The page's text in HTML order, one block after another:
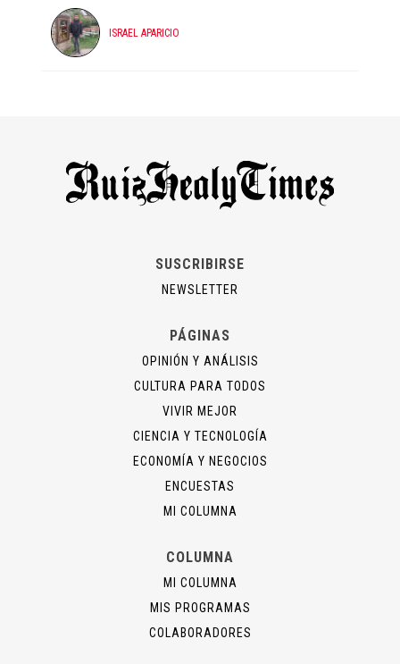
ISRAEL APARICIO
SUSCRIBIRSE
NEWSLETTER
PÁGINAS
OPINIÓN Y ANÁLISIS
CULTURA PARA TODOS
VIVIR MEJOR
CIENCIA Y TECNOLOGÍA
ECONOMÍA Y NEGOCIOS
ENCUESTAS
MI COLUMNA
COLUMNA
MI COLUMNA
MIS PROGRAMAS
COLABORADORES